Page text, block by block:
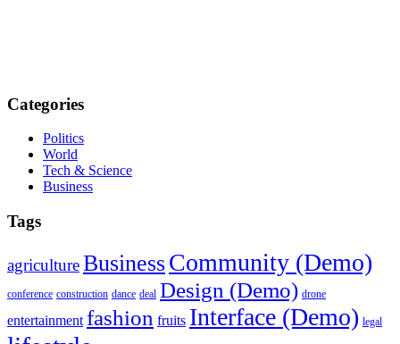
Categories
Politics
World
Tech & Science
Business
Tags
agricultureBusinessCommunity (Demo)
conference construction dance deal Design (Demo) drone
entertainment fashion fruits Interface (Demo) legal